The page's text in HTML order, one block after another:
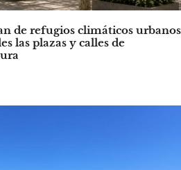
de refugios climáticos urbanos
las plazas y calles de